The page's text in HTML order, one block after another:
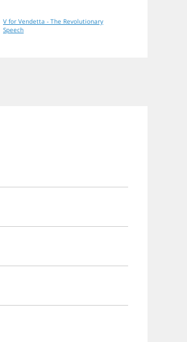
V for Vendetta - The Revolutionary
Speech